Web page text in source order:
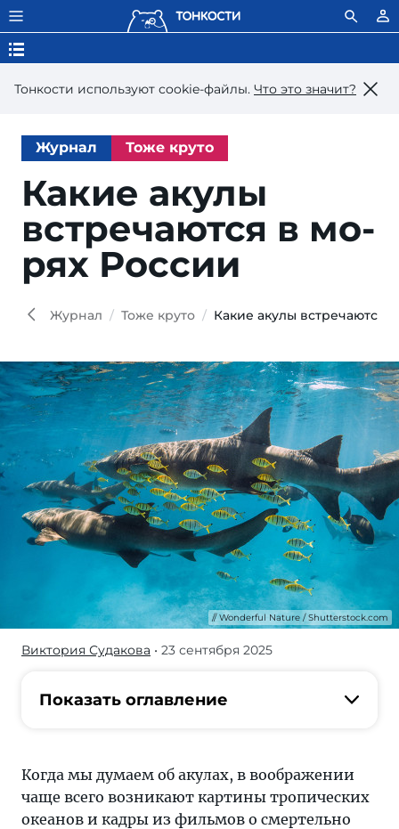
Тонкости используют сookie-файлы. Что это значит?
Журнал Тоже круто
Какие акулы
встре­ча­ют­ся в мо­
рях России
Журнал Тоже круто Какие акулы встречаются
Wonderful Nature / Shutterstock.com
Разберемся,
именно
России,
какие
Виктория Судакова • 23 сентября 2025
Показать оглавление
Когда мы думаем об акулах, в воображении
чаще всего возникают картины тропических
океанов и кадры из фильмов о смертельно